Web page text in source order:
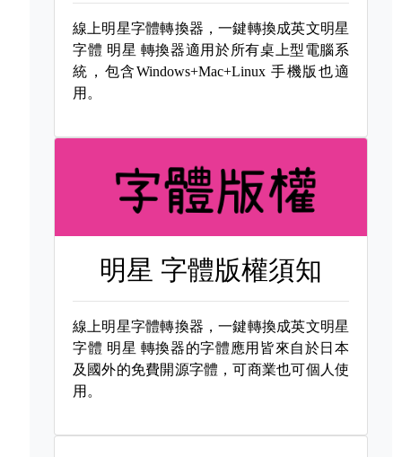
線上明星字體轉換器，一鍵轉換成英文明星
字體 明星 轉換器適用於所有桌上型電腦系
統，包含Windows+Mac+Linux 手機版也適
用。
明星 字體版權須知
線上明星字體轉換器，一鍵轉換成英文明星
字體 明星 轉換器的字體應用皆來自於日本
及國外的免費開源字體，可商業也可個人使
用。